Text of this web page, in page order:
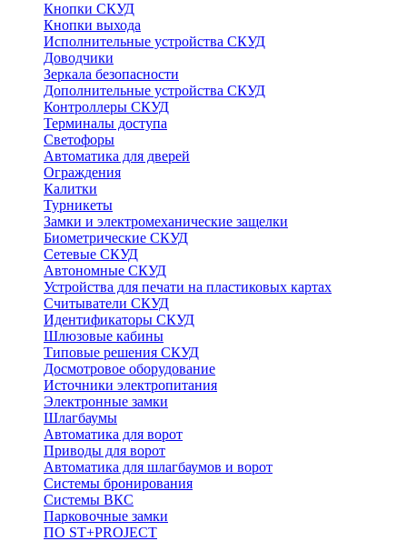
Кнопки СКУД
Кнопки выхода
Исполнительные устройства СКУД
Доводчики
Зеркала безопасности
Дополнительные устройства СКУД
Контроллеры СКУД
Терминалы доступа
Светофоры
Автоматика для дверей
Ограждения
Калитки
Турникеты
Замки и электромеханические защелки
Биометрические СКУД
Сетевые СКУД
Автономные СКУД
Устройства для печати на пластиковых картах
Считыватели СКУД
Идентификаторы СКУД
Шлюзовые кабины
Типовые решения СКУД
Досмотровое оборудование
Источники электропитания
Электронные замки
Шлагбаумы
Автоматика для ворот
Приводы для ворот
Автоматика для шлагбаумов и ворот
Системы бронирования
Системы ВКС
Парковочные замки
ПО ST+PROJECT